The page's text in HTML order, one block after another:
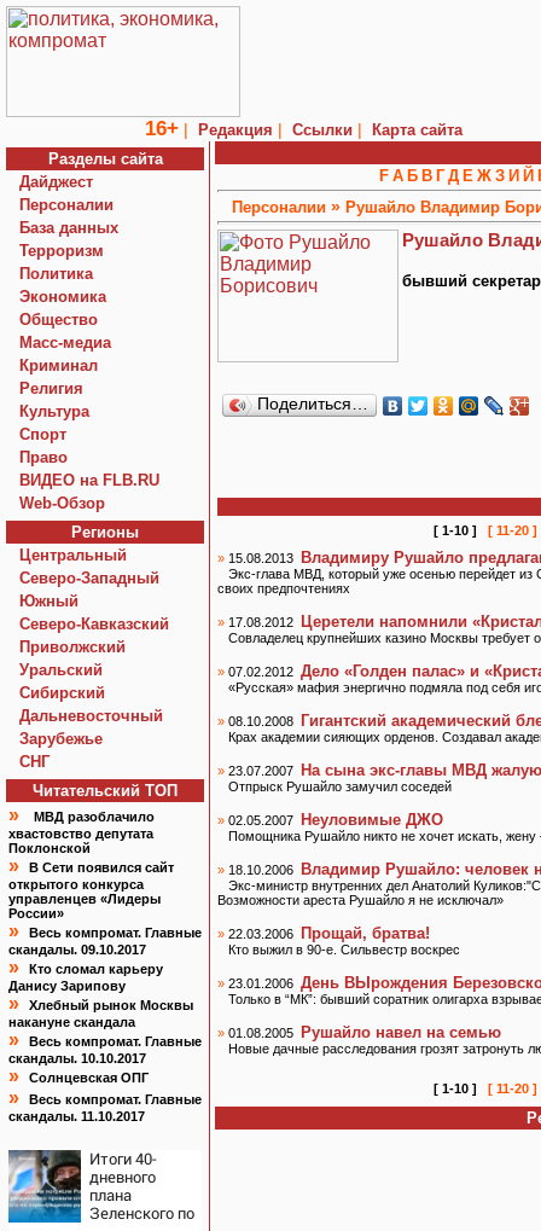
16+ | Редакция | Ссылки |
Карта сайта
Разделы сайта
Дайджест
Персоналии
База данных
Терроризм
Политика
Экономика
Общество
Macc-медиа
Криминал
Религия
Культура
Спорт
Право
ВИДЕО на FLB.RU
Web-Обзор
Регионы
Центральный
Северо-Западный
Южный
Северо-Кавказский
Приволжский
Уральский
Сибирский
Дальневосточный
Зарубежье
СНГ
Читательский TOП
»
МВД разоблачило
хвастовство депутата
Поклонской
»
В Сети появился сайт
открытого конкурса
управленцев «Лидеры
России»
»
Весь компромат. Главные
скандалы. 09.10.2017
»
Кто сломал карьеру
Данису Зарипову
»
Хлебный рынок Москвы
накануне скандала
»
Весь компромат. Главные
скандалы. 10.10.2017
» Солнцевская ОПГ
»
Весь компромат. Главные
скандалы. 11.10.2017
Итоги 40-
дневного
плана
Зеленского по
F А Б В Г Д Е Ж З И Й
Персоналии » Рушайло Владимир
Рушайло
бывший
Поделиться…
[ 1-10 ]
[ 11-20 ]
» 15.08.2013 Владимиру Рушайло
Экс-глава МВД, который уже осенью перейдет
своих предпочтениях
» 17.08.2012 Церетели напомнили
Совладелец крупнейших казино Москвы требует
» 07.02.2012 Дело «Голден палас» и
«Русская» мафия энергично подмяла под себя
» 08.10.2008 Гигантский академический
Крах академии сияющих орденов. Создавал
» 23.07.2007 На сына экс-главы МВД
Отпрыск Рушайло замучил соседей
» 02.05.2007 Неуловимые ДЖО
Помощника Рушайло никто не хочет искать,
» 18.10.2006 Владимир Рушайло: человек
Экс-министр внутренних дел Анатолий
Возможности ареста Рушайло я не исключал»
» 22.03.2006 Прощай, братва!
Кто выжил в 90-е. Сильвестр воскрес
» 23.01.2006 День ВЫрождения
Только в “МК”: бывший соратник олигарха
» 01.08.2005 Рушайло навел на семью
Новые дачные расследования грозят затронуть
[ 1-10 ] [ 11-20 ]